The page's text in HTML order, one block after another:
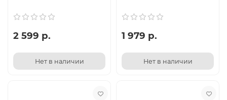
2 599 р.
Нет в наличии
1 979 р.
Нет в наличии